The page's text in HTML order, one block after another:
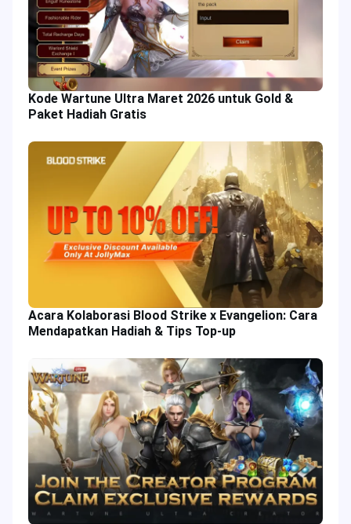
Kode Wartune Ultra Maret 2026 untuk Gold &
Paket Hadiah Gratis
Acara Kolaborasi Blood Strike x Evangelion: Cara
Mendapatkan Hadiah & Tips Top-up